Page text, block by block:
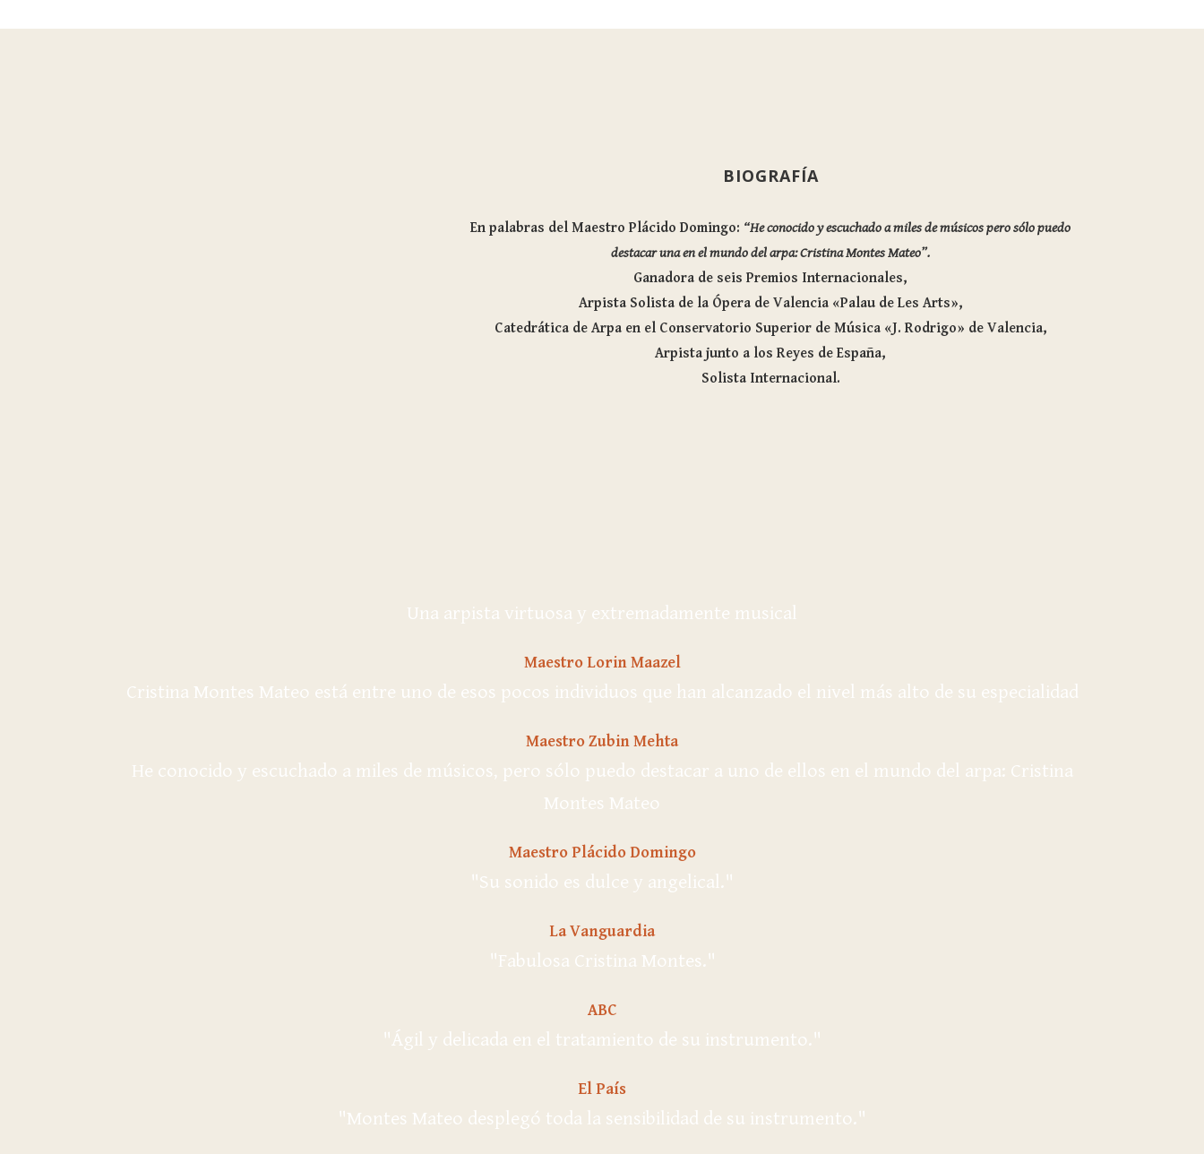
BIOGRAFÍA
En palabras del Maestro Plácido Domingo: “He conocido y escuchado a miles de músicos pero sólo puedo
destacar una en el mundo del arpa: Cristina Montes Mateo”.
Ganadora de seis Premios Internacionales,
Arpista Solista de la Ópera de Valencia «Palau de Les Arts»,
Catedrática de Arpa en el Conservatorio Superior de Música «J. Rodrigo» de Valencia,
Arpista junto a los Reyes de España,
Solista Internacional.
Una arpista virtuosa y extremadamente musical
Maestro Lorin Maazel
Cristina Montes Mateo está entre uno de esos pocos individuos que han alcanzado el nivel más alto de su especialidad
Maestro Zubin Mehta
He conocido y escuchado a miles de músicos, pero sólo puedo destacar a uno de ellos en el mundo del arpa: Cristina
Montes Mateo
Maestro Plácido Domingo
"Su sonido es dulce y angelical."
La Vanguardia
"Fabulosa Cristina Montes."
ABC
"Ágil y delicada en el tratamiento de su instrumento."
El País
"Montes Mateo desplegó toda la sensibilidad de su instrumento."